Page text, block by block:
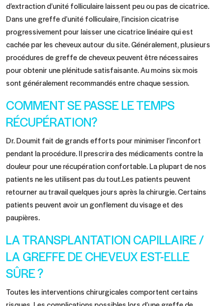
d’extraction d’unité folliculaire laissent peu ou pas de cicatrice.
Dans une greffe d’unité folliculaire, l’incision cicatrise
progressivement pour laisser une cicatrice linéaire qui est
cachée par les cheveux autour du site. Généralement, plusieurs
procédures de greffe de cheveux peuvent être nécessaires
pour obtenir une plénitude satisfaisante. Au moins six mois
sont généralement recommandés entre chaque session.
COMMENT SE PASSE LE TEMPS
RÉCUPÉRATION?
Dr. Doumit fait de grands efforts pour minimiser l’inconfort
pendant la procédure. Il prescrira des médicaments contre la
douleur pour une récupération confortable. La plupart de nos
patients ne les utilisent pas du tout.Les patients peuvent
retourner au travail quelques jours après la chirurgie. Certains
patients peuvent avoir un gonflement du visage et des
paupières.
LA TRANSPLANTATION CAPILLAIRE /
LA GREFFE DE CHEVEUX EST-ELLE
SÛRE ?
Toutes les interventions chirurgicales comportent certains